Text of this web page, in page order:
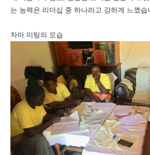
는 능력은 리더십 중 하나라고 강하게 느꼈습
차마 미팅의 모습